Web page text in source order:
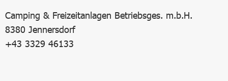
Camping & Freizeitanlagen Betriebsges. m.b.H.
8380 Jennersdorf
+43 3329 46133